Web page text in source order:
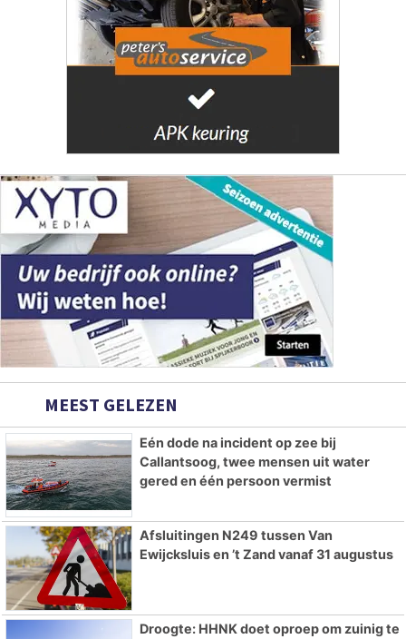
MEEST GELEZEN
Eén dode na incident op zee bij
Callantsoog, twee mensen uit water
gered en één persoon vermist
Afsluitingen N249 tussen Van
Ewijcksluis en ’t Zand vanaf 31 augustus
Droogte: HHNK doet oproep om zuinig te